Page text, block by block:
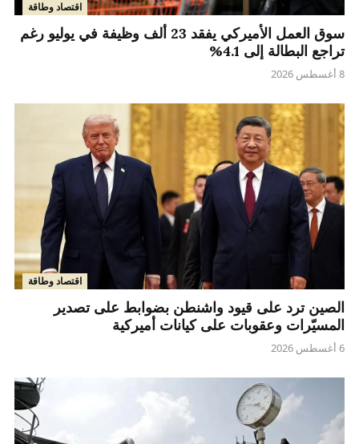
اقتصاد وطاقة
سوق العمل الأميركي يفقد 23 ألف وظيفة في يوليو رغم
تراجع البطالة إلى 4.1%
8 أغسطس 2026
اقتصاد وطاقة
الصين ترد على قيود واشنطن بضوابط على تصدير
المسيّرات وعقوبات على كيانات أميركية
6 أغسطس 2026